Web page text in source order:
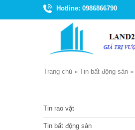
Hotline: 0986866790
Trang chủ » Tin bất động sản »
Tin rao vặt
Tin bất động sản